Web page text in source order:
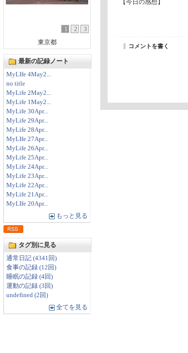
1 2
3
東京都
最新の記録ノート
MyLIfe 4May2...
no title
MyLife 2May2...
MyLife 1May2...
MyLife 30Apr...
MyLife 29Apr...
MyLife 28Apr...
MyLIfe 27Apr...
MyLife 26Apr...
MyLife 25Apr...
MyLife 24Apr...
MyLife 23Apr...
MyLife 22Apr...
MyLife 21Apr...
MyLIfe 20Apr...
もっと見る
タグ別に見る
通常日記 (4341回)
食事の記録 (12回)
睡眠の記録 (4回)
運動の記録 (3回)
undefined (2回)
全てを見る
【今日の感想】
コメントを書く